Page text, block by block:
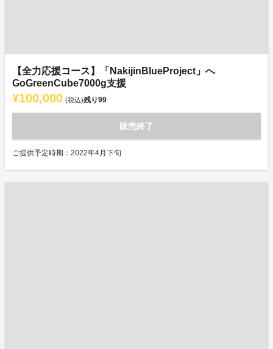
【全力応援コース】「NakijinBlueProject」へ
GoGreenCube7000g支援
¥100,000 (税込)残り99
販売終了
ご提供予定時期：2022年4月下旬